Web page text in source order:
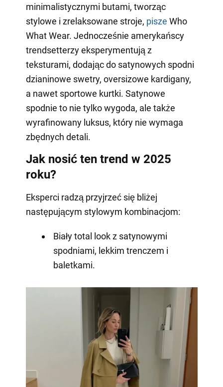
minimalistycznymi butami, tworząc
stylowe i zrelaksowane stroje, pisze Who
What Wear. Jednocześnie amerykańscy
trendsetterzy eksperymentują z
teksturami, dodając do satynowych spodni
dzianinowe swetry, oversizowe kardigany,
a nawet sportowe kurtki. Satynowe
spodnie to nie tylko wygoda, ale także
wyrafinowany luksus, który nie wymaga
zbędnych detali.
Jak nosić ten trend w 2025
roku?
Eksperci radzą przyjrzeć się bliżej
następującym stylowym kombinacjom:
Biały total look z satynowymi
spodniami, lekkim trenczem i
baletkami.